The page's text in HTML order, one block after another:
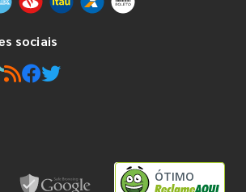
sociais
ÓTIMO